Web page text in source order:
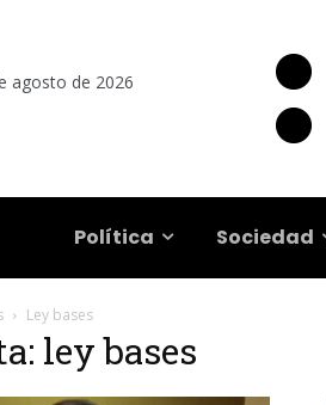
agosto de 2026
Política Sociedad
Ley bases
ley bases